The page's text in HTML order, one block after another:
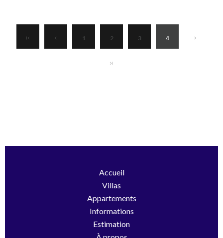
1 2 3 4
Accueil
Villas
Appartements
Informations
Estimation